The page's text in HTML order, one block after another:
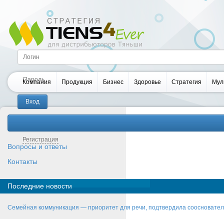
Регистрация
Компания Продукция Бизнес Здоровье Стратегия
Вопросы и ответы
Контакты
Последние новости
Семейная коммуникация — приоритет для речи, подтвердила